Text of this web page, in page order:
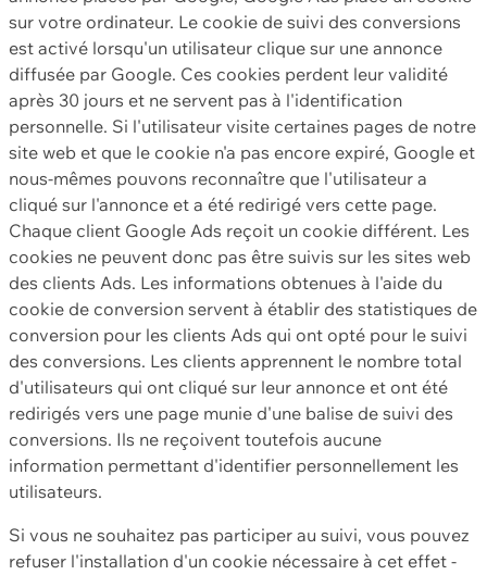
sur votre ordinateur. Le cookie de suivi des conversions
est activé lorsqu'un utilisateur clique sur une annonce
diffusée par Google. Ces cookies perdent leur validité
après 30 jours et ne servent pas à l'identification
personnelle. Si l'utilisateur visite certaines pages de notre
site web et que le cookie n'a pas encore expiré, Google et
nous-mêmes pouvons reconnaître que l'utilisateur a
cliqué sur l'annonce et a été redirigé vers cette page.
Chaque client Google Ads reçoit un cookie différent. Les
cookies ne peuvent donc pas être suivis sur les sites web
des clients Ads. Les informations obtenues à l'aide du
cookie de conversion servent à établir des statistiques de
conversion pour les clients Ads qui ont opté pour le suivi
des conversions. Les clients apprennent le nombre total
d'utilisateurs qui ont cliqué sur leur annonce et ont été
redirigés vers une page munie d'une balise de suivi des
conversions. Ils ne reçoivent toutefois aucune
information permettant d'identifier personnellement les
utilisateurs.
Si vous ne souhaitez pas participer au suivi, vous pouvez
refuser l'installation d'un cookie nécessaire à cet effet -